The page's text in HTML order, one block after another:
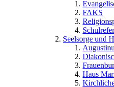
FAKS
Seelsorge und
Haus